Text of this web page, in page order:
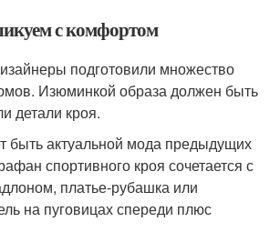
с комфортом
подготовили множество
Изюминкой образа должен быть
детали кроя.
быть актуальной мода предыдущих
спортивного кроя сочетается с
платье-рубашка или
на пуговицах спереди плюс